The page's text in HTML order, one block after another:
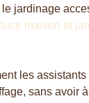
jardinage
maison et
les
sans avoir